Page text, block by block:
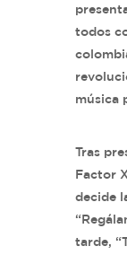
todos
música
Tras
Factor
decide
tarde,